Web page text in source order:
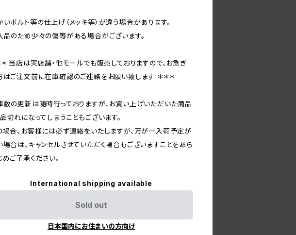
いボルト等の仕上げ（メッキ等）が違う場合があります。
品のため少々の傷等がある場合がございます。
＊ 当店は実店舗・他モールでも販売しておりますので、お急ぎ
はご注文前に在庫確認のご連絡をお願い致します ＊＊＊
数の更新は随時行っておりますが、お買い上げいただいた商品
品切れになってしまうこともございます。
場合、お客様には必ず連絡をいたしますが、万が一入荷予定が
場合は、キャンセルさせていただく場合もございますことをあら
めご了承ください。
International shipping available
Sold out
日本国内にお住まいの方向け